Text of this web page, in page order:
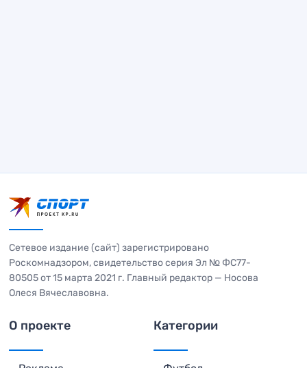
Сетевое издание (сайт) зарегистрировано
Роскомнадзором, свидетельство серия Эл № ФС77-
80505 от 15 марта 2021 г. Главный редактор — Носова
Олеся Вячеславовна.
О проекте Категории